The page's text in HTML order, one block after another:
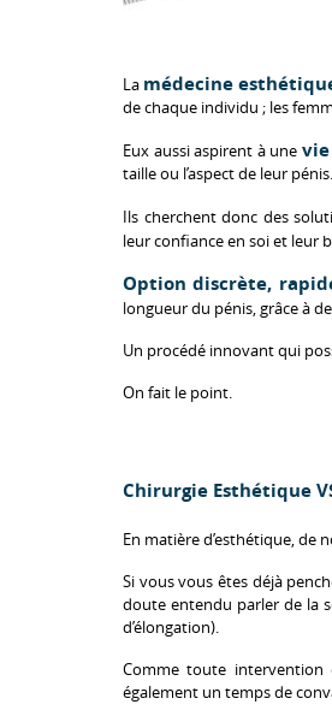
La médecine
de chaque individu ; les
Eux aussi aspirent à une
taille ou l’aspect de leur pénis.
Ils cherchent donc des
leur confiance en soi et leur
Option discrète,
longueur du pénis, grâce à
Un procédé innovant qui
On fait le point.
Chirurgie Esthétique
En matière d’esthétique, de
Si vous vous êtes déjà
doute entendu parler de la
d’élongation).
Comme toute intervention
également un temps de